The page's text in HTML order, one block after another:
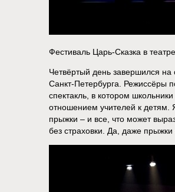
Фестиваль Царь-Сказка в
Четвёртый день завершился
Санкт-Петербурга. Режиссёры
спектакль, в котором
отношением учителей к детям.
прыжки – и все, что может
без страховки. Да, даже